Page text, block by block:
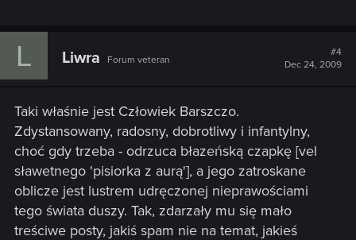
L Liwra Forum veteran
#4
Dec 24, 2009
Taki właśnie jest Człowiek Barszczo.
Zdystansowany, radosny, dobrotliwy i infantylny,
choć gdy trzeba - odrzuca błazeńską czapkę [vel
sławetnego 'pisiorka z aurą'], a jego zatroskane
oblicze jest lustrem udręczonej nieprawościami
tego świata duszy. Tak, zdarzały mu się mało
treściwe posty, jakiś spam nie na temat, jakieś